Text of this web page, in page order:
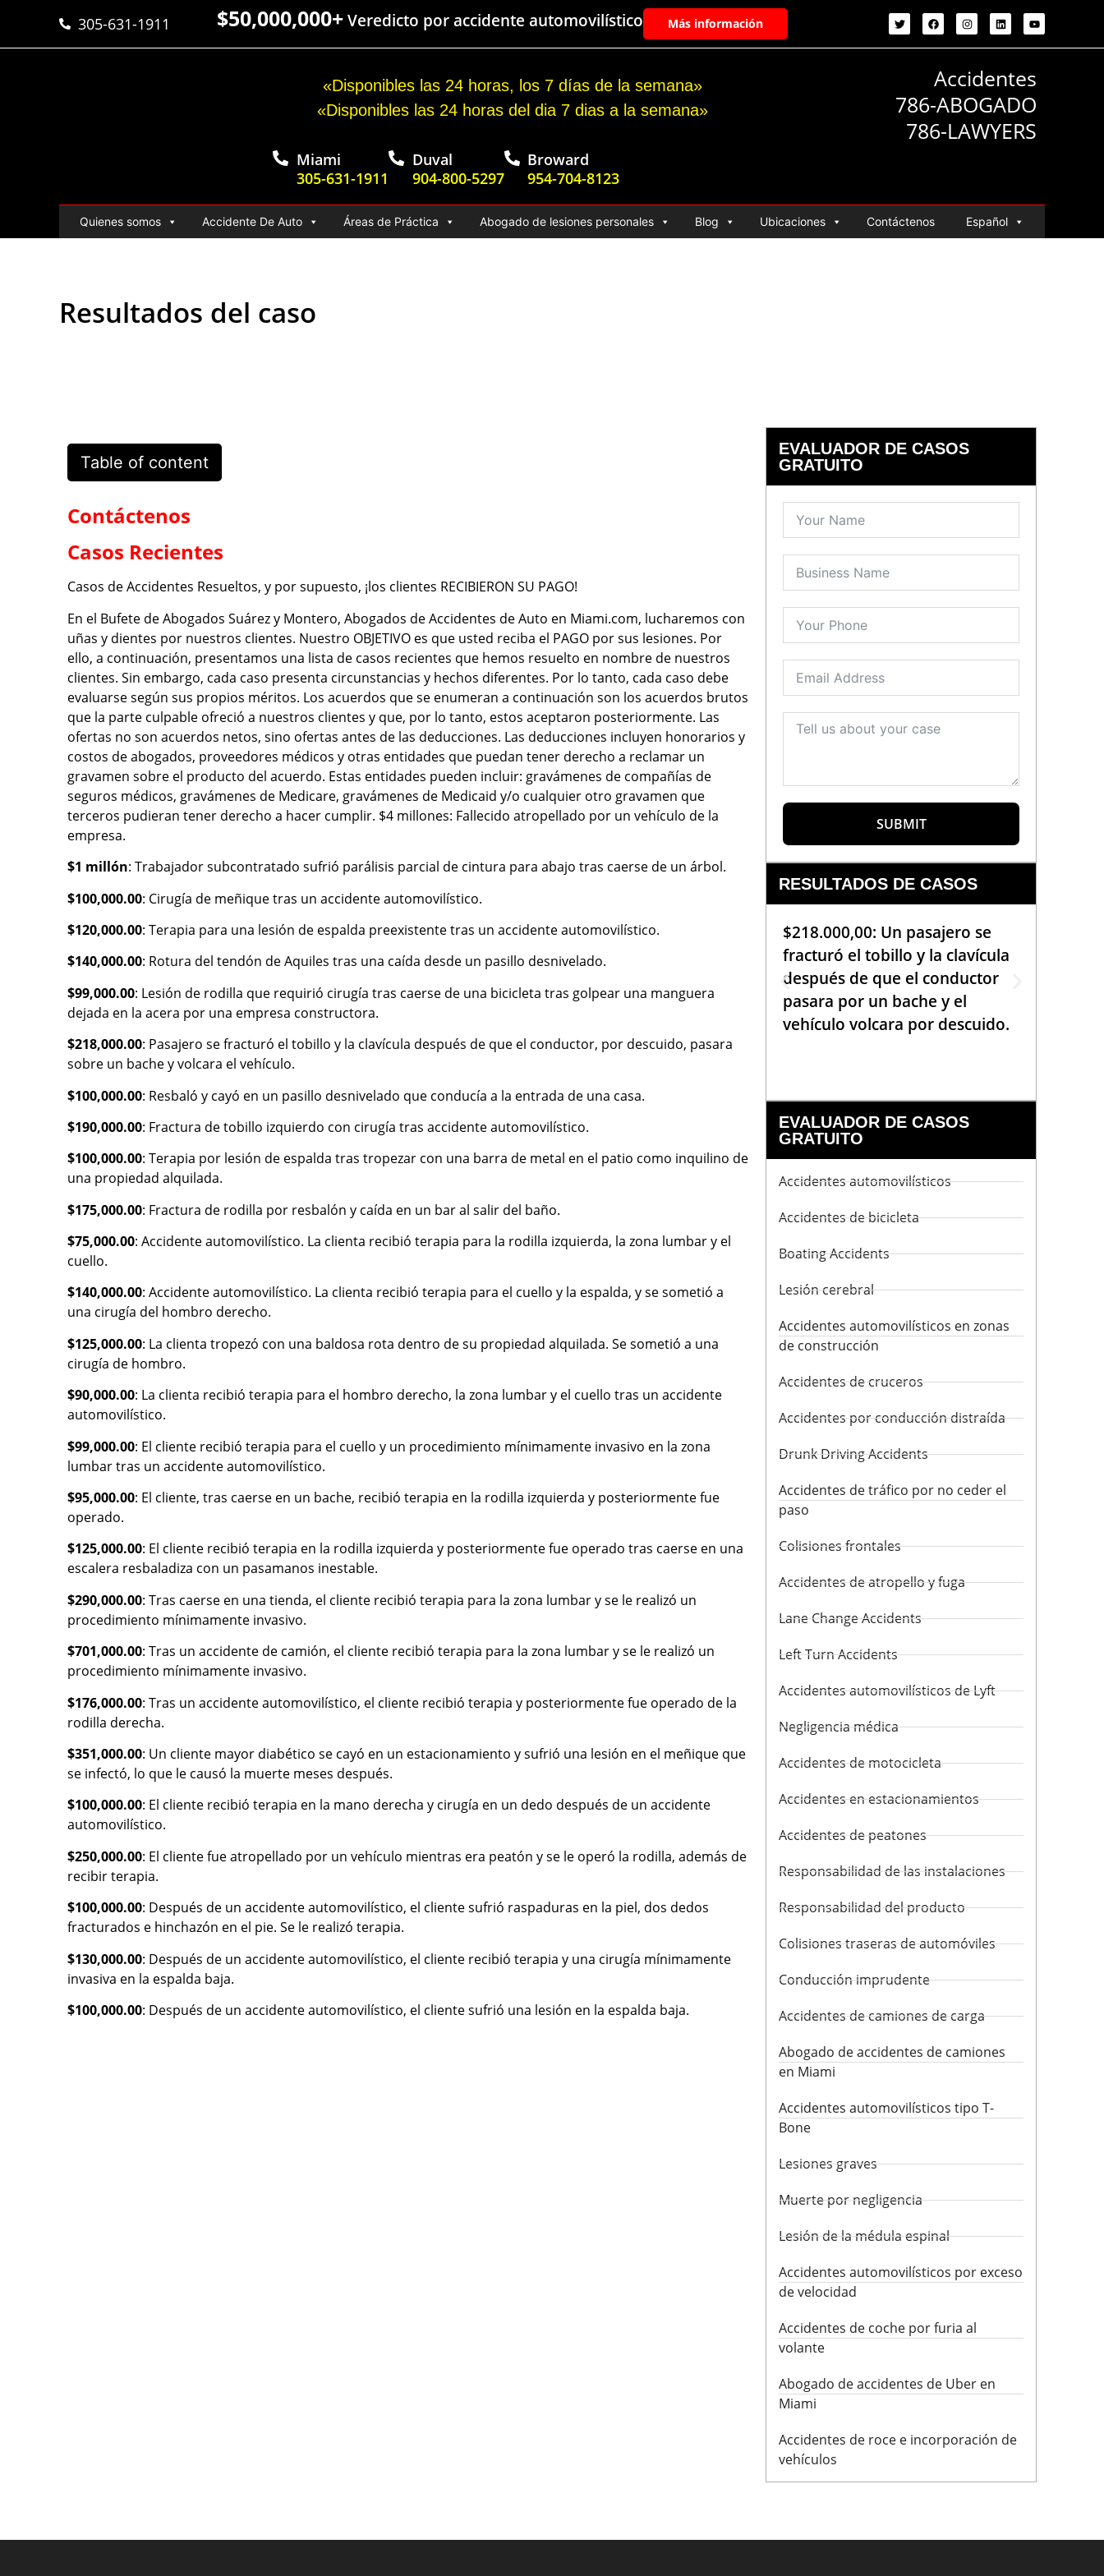
305-631-1911 $50,000,000+Veredicto por accidente automovilístico Más información
«Disponibles las 24 horas, los 7 días de la semana»
«Disponibles las 24 horas del dia 7 dias a la semana»
Miami
305-631-1911
Duval
904-800-5297
Broward
954-704-8123
Accidentes
786-ABOGADO
786-LAWYERS
Quienes somos Accidente De Auto Áreas de Práctica Abogado de lesiones personales Blog Ubicaciones Contáctenos Español
Resultados del caso
Table of content
Contáctenos
Casos Recientes
Casos de Accidentes Resueltos, y por supuesto, ¡los clientes RECIBIERON SU PAGO!
En el Bufete de Abogados Suárez y Montero, Abogados de Accidentes de Auto en Miami.com, lucharemos con
uñas y dientes por nuestros clientes. Nuestro OBJETIVO es que usted reciba el PAGO por sus lesiones. Por
ello, a continuación, presentamos una lista de casos recientes que hemos resuelto en nombre de nuestros
clientes. Sin embargo, cada caso presenta circunstancias y hechos diferentes. Por lo tanto, cada caso debe
evaluarse según sus propios méritos. Los acuerdos que se enumeran a continuación son los acuerdos brutos
que la parte culpable ofreció a nuestros clientes y que, por lo tanto, estos aceptaron posteriormente. Las
ofertas no son acuerdos netos, sino ofertas antes de las deducciones. Las deducciones incluyen honorarios y
costos de abogados, proveedores médicos y otras entidades que puedan tener derecho a reclamar un
gravamen sobre el producto del acuerdo. Estas entidades pueden incluir: gravámenes de compañías de
seguros médicos, gravámenes de Medicare, gravámenes de Medicaid y/o cualquier otro gravamen que
terceros pudieran tener derecho a hacer cumplir. $4 millones: Fallecido atropellado por un vehículo de la
empresa.
$1 millón: Trabajador subcontratado sufrió parálisis parcial de cintura para abajo tras caerse de un árbol.
$100,000.00: Cirugía de meñique tras un accidente automovilístico.
$120,000.00: Terapia para una lesión de espalda preexistente tras un accidente automovilístico.
$140,000.00: Rotura del tendón de Aquiles tras una caída desde un pasillo desnivelado.
$99,000.00: Lesión de rodilla que requirió cirugía tras caerse de una bicicleta tras golpear una manguera
dejada en la acera por una empresa constructora.
$218,000.00: Pasajero se fracturó el tobillo y la clavícula después de que el conductor, por descuido, pasara
sobre un bache y volcara el vehículo.
$100,000.00: Resbaló y cayó en un pasillo desnivelado que conducía a la entrada de una casa.
$190,000.00: Fractura de tobillo izquierdo con cirugía tras accidente automovilístico.
$100,000.00: Terapia por lesión de espalda tras tropezar con una barra de metal en el patio como inquilino de
una propiedad alquilada.
$175,000.00: Fractura de rodilla por resbalón y caída en un bar al salir del baño.
$75,000.00: Accidente automovilístico. La clienta recibió terapia para la rodilla izquierda, la zona lumbar y el
cuello.
$140,000.00: Accidente automovilístico. La clienta recibió terapia para el cuello y la espalda, y se sometió a
una cirugía del hombro derecho.
$125,000.00: La clienta tropezó con una baldosa rota dentro de su propiedad alquilada. Se sometió a una
cirugía de hombro.
$90,000.00: La clienta recibió terapia para el hombro derecho, la zona lumbar y el cuello tras un accidente
automovilístico.
$99,000.00: El cliente recibió terapia para el cuello y un procedimiento mínimamente invasivo en la zona
lumbar tras un accidente automovilístico.
$95,000.00: El cliente, tras caerse en un bache, recibió terapia en la rodilla izquierda y posteriormente fue
operado.
$125,000.00: El cliente recibió terapia en la rodilla izquierda y posteriormente fue operado tras caerse en una
escalera resbaladiza con un pasamanos inestable.
$290,000.00: Tras caerse en una tienda, el cliente recibió terapia para la zona lumbar y se le realizó un
procedimiento mínimamente invasivo.
$701,000.00: Tras un accidente de camión, el cliente recibió terapia para la zona lumbar y se le realizó un
procedimiento mínimamente invasivo.
$176,000.00: Tras un accidente automovilístico, el cliente recibió terapia y posteriormente fue operado de la
rodilla derecha.
$351,000.00: Un cliente mayor diabético se cayó en un estacionamiento y sufrió una lesión en el meñique que
se infectó, lo que le causó la muerte meses después.
$100,000.00: El cliente recibió terapia en la mano derecha y cirugía en un dedo después de un accidente
automovilístico.
$250,000.00: El cliente fue atropellado por un vehículo mientras era peatón y se le operó la rodilla, además de
recibir terapia.
$100,000.00: Después de un accidente automovilístico, el cliente sufrió raspaduras en la piel, dos dedos
fracturados e hinchazón en el pie. Se le realizó terapia.
$130,000.00: Después de un accidente automovilístico, el cliente recibió terapia y una cirugía mínimamente
invasiva en la espalda baja.
$100,000.00: Después de un accidente automovilístico, el cliente sufrió una lesión en la espalda baja.
EVALUADOR DE CASOS
GRATUITO
SUBMIT
RESULTADOS DE CASOS
$218.000,00: Un pasajero se
fracturó el tobillo y la clavícula
después de que el conductor
pasara por un bache y el
vehículo volcara por descuido.
EVALUADOR DE CASOS
GRATUITO
Accidentes automovilísticos
Accidentes de bicicleta
Boating Accidents
Lesión cerebral
Accidentes automovilísticos en zonas
de construcción
Accidentes de cruceros
Accidentes por conducción distraída
Drunk Driving Accidents
Accidentes de tráfico por no ceder el
paso
Colisiones frontales
Accidentes de atropello y fuga
Lane Change Accidents
Left Turn Accidents
Accidentes automovilísticos de Lyft
Negligencia médica
Accidentes de motocicleta
Accidentes en estacionamientos
Accidentes de peatones
Responsabilidad de las instalaciones
Responsabilidad del producto
Colisiones traseras de automóviles
Conducción imprudente
Accidentes de camiones de carga
Abogado de accidentes de camiones
en Miami
Accidentes automovilísticos tipo T-
Bone
Lesiones graves
Muerte por negligencia
Lesión de la médula espinal
Accidentes automovilísticos por exceso
de velocidad
Accidentes de coche por furia al
volante
Abogado de accidentes de Uber en
Miami
Accidentes de roce e incorporación de
vehículos